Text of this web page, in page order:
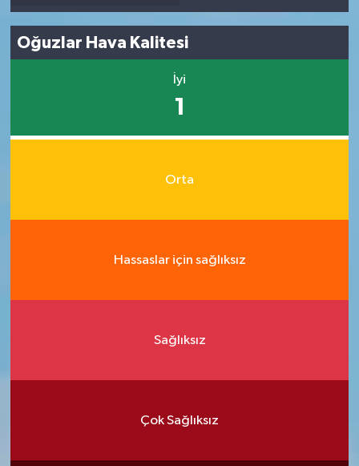
Oğuzlar Hava Kalitesi
İyi
1
Orta
Hassaslar için sağlıksız
Sağlıksız
Çok Sağlıksız